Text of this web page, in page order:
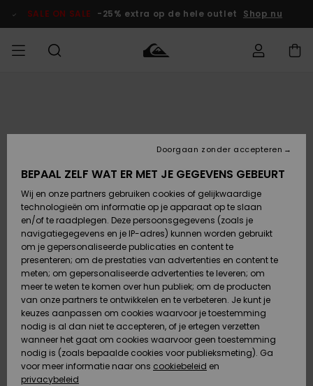
Productinformatie
SALE ON SALE -25% extra op de hele outlet Shop nu
Accessoires
Schoenen &
Slippers
Surf /
Water
Snow
Nieuw
JONGENS
Accessoires
Schoenen &
Slippers
Surf /
Water
Sneeuw
Nieuw
DAMES
Highlights
Snow
SURF
Surf Shop
Highlights
Community
SNOW
Snow Shop
Dames
Snow Shop
Highlights
Gemeenschap
SALE ON
SALE
Kinderen
VROUW
OUTLET
Regio- En
Taalinstellingen
Retouren
Betaling
Giftcard
Quiksilver
Freedom
Gegevensbescherming
BEPAAL ZELF WAT ER MET JE GEGEVENS GEBEURT
Wij en onze partners gebruiken cookies of gelijkwaardige
technologieën om informatie op je apparaat op te slaan
en/of te raadplegen. Deze persoonsgegevens (zoals je
navigatiegegevens en je IP-adres) kunnen worden gebruikt
om je gepersonaliseerde publicaties en content te
presenteren; om de prestaties van advertenties en content te
meten; om gepersonaliseerde advertenties te leveren; om
meer te weten te komen over hun publiek; om de producten
van onze partners te ontwikkelen en te verbeteren. Je kunt je
keuzes aanpassen om cookies waarvoor je toestemming
nodig is al dan niet te accepteren, of je ertegen verzetten
wanneer het gaat om cookies waarvoor geen toestemming
nodig is (zoals bepaalde cookies voor publieksmeting). Ga
voor meer informatie naar ons cookiebeleid en
privacybeleid
Doorgaan zonder accepteren